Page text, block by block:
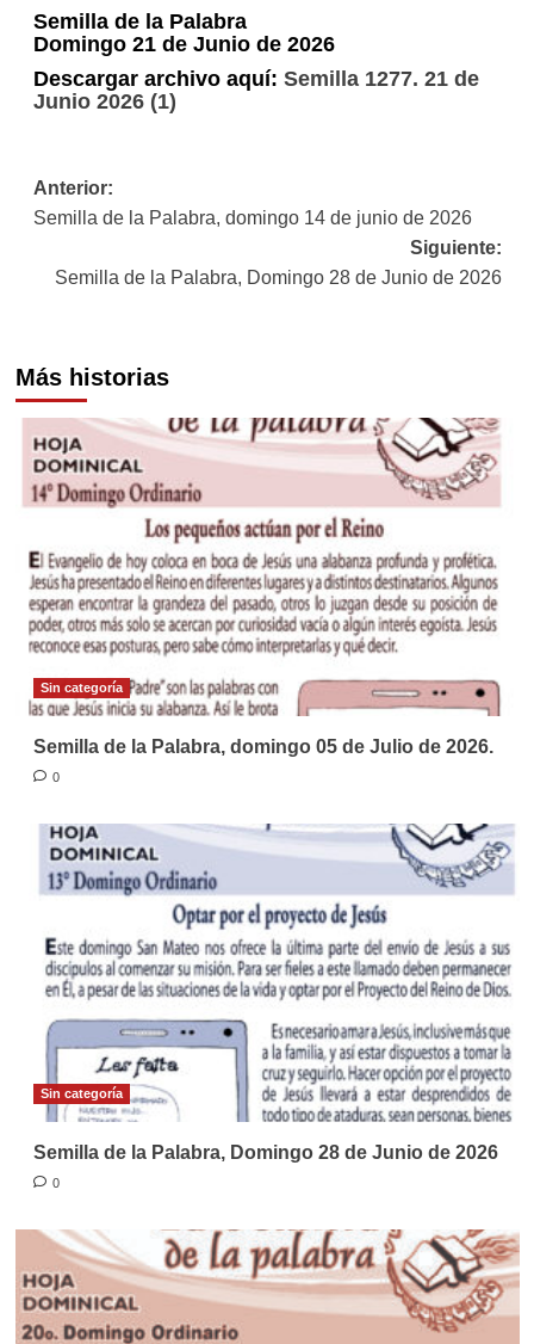
Semilla de la Palabra
Domingo 21 de Junio de 2026
Descargar archivo aquí: Semilla 1277. 21 de
Junio 2026 (1)
Navegación
de
entradas
Anterior:
Semilla de la Palabra, domingo 14 de junio de 2026
Siguiente:
Semilla de la Palabra, Domingo 28 de Junio de 2026
Más historias
Sin categoría
Semilla de la Palabra, domingo 05 de Julio de 2026.
0
Sin categoría
Semilla de la Palabra, Domingo 28 de Junio de 2026
0